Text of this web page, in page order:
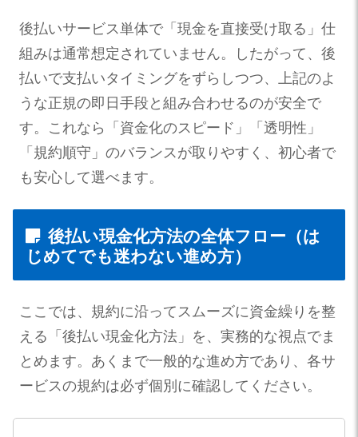
後払いサービス単体で「現金を直接受け取る」仕
組みは通常想定されていません。したがって、後
払いで支払いタイミングをずらしつつ、上記のよ
うな正規の即日手段と組み合わせるのが安全で
す。これなら「資金化のスピード」「透明性」
「規約順守」のバランスが取りやすく、初心者で
も安心して選べます。
後払い現金化方法の全体フロー（は
じめてでも迷わない進め方）
ここでは、規約に沿ってスムーズに資金繰りを整
える「後払い現金化方法」を、実務的な視点でま
とめます。あくまで一般的な進め方であり、各サ
ービスの規約は必ず個別に確認してください。